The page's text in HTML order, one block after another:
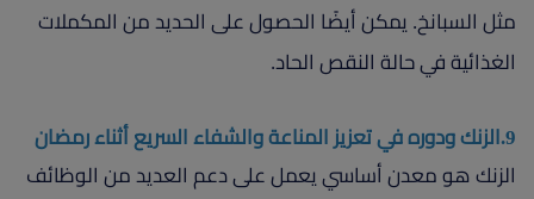
مثل السبانخ. يمكن أيضًا الحصول على الحديد من المكملات
الغذائية في حالة النقص الحاد.
9.الزنك ودوره في تعزيز المناعة والشفاء السريع أثناء رمضان
الزنك هو معدن أساسي يعمل على دعم العديد من الوظائف